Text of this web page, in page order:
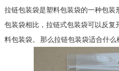
拉链包装袋是塑料包装袋的一种包
包装袋相比，拉链式包装袋可以反复
料包装袋。 那么拉链包装袋适合什么